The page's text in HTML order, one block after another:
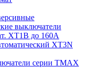
выключатели
XT1В до 160А
XT3N
серии ТМАХ